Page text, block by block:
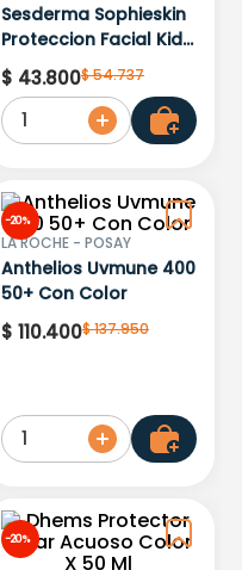
Sesderma Sophieskin
Proteccion Facial Kids
Hypoallergenic Spf
500 Moisturising
$ 43.800$54.737
1
-20 %
LA ROCHE - POSAY
Anthelios Uvmune 400
50+ Con Color
$ 110.400$137.950
1
-20 %